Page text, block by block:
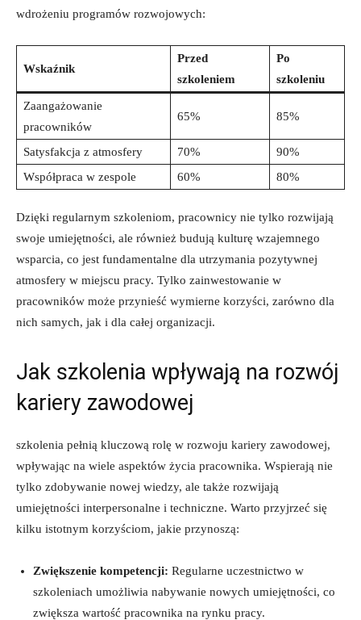
wdrożeniu programów rozwojowych:
Wskaźnik
Przed
szkoleniem
Po
szkoleniu
Zaangażowanie
pracowników
65% 85%
Satysfakcja z atmosfery 70%
90%
Współpraca w zespole
60% 80%
Dzięki regularnym szkoleniom, pracownicy nie tylko rozwijają
swoje umiejętności, ale również budują kulturę wzajemnego
wsparcia, co jest fundamentalne dla utrzymania pozytywnej
atmosfery w miejscu pracy. Tylko zainwestowanie w
pracowników może przynieść wymierne korzyści, zarówno dla
nich samych, jak i dla całej organizacji.
Jak szkolenia wpływają na rozwój
kariery zawodowej
szkolenia pełnią kluczową rolę w rozwoju kariery zawodowej,
wpływając na wiele aspektów życia pracownika. Wspierają nie
tylko zdobywanie nowej wiedzy, ale także rozwijają
umiejętności interpersonalne i techniczne. Warto przyjrzeć się
kilku istotnym korzyściom, jakie przynoszą:
Zwiększenie kompetencji: Regularne uczestnictwo w
szkoleniach umożliwia nabywanie nowych umiejętności, co
zwiększa wartość pracownika na rynku pracy.